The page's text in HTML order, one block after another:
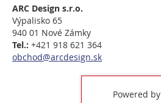
ARC Design s.r.o.
Výpalisko 65
940 01 Nové Zámky
Tel.: +421 918 621 364
obchod@arcdesign.sk
Powered by